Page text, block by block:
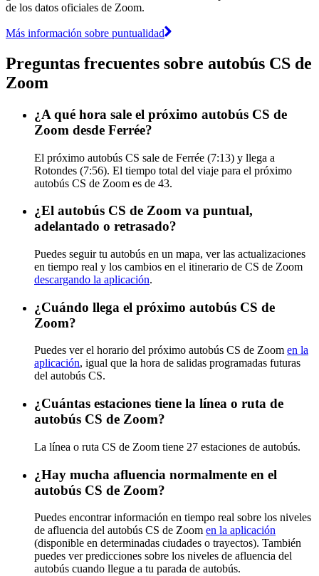
de los datos oficiales de Zoom.
Más información sobre puntualidad
Preguntas frecuentes sobre autobús CS de
Zoom
¿A qué hora sale el próximo autobús CS de
Zoom desde Ferrée?
El próximo autobús CS sale de Ferrée (7:13) y llega a
Rotondes (7:56). El tiempo total del viaje para el próximo
autobús CS de Zoom es de 43.
¿El autobús CS de Zoom va puntual,
adelantado o retrasado?
Puedes seguir tu autobús en un mapa, ver las actualizaciones
en tiempo real y los cambios en el itinerario de CS de Zoom
descargando la aplicación.
¿Cuándo llega el próximo autobús CS de
Zoom?
Puedes ver el horario del próximo autobús CS de Zoom en la
aplicación, igual que la hora de salidas programadas futuras
del autobús CS.
¿Cuántas estaciones tiene la línea o ruta de
autobús CS de Zoom?
La línea o ruta CS de Zoom tiene 27 estaciones de autobús.
¿Hay mucha afluencia normalmente en el
autobús CS de Zoom?
Puedes encontrar información en tiempo real sobre los niveles
de afluencia del autobús CS de Zoom en la aplicación
(disponible en determinadas ciudades o trayectos). También
puedes ver predicciones sobre los niveles de afluencia del
autobús cuando llegue a tu parada de autobús.